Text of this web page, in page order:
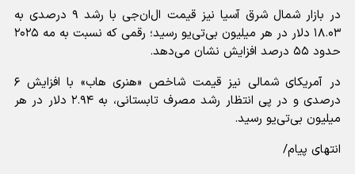
در بازار شمال شرق آسیا نیز قیمت ال‌ان‌جی با رشد ۹ درصدی به
۱۸.۰۳ دلار در هر میلیون بی‌تی‌یو رسید؛ رقمی که نسبت به مه ۲۰۲۵
حدود ۵۵ درصد افزایش نشان می‌دهد.
در آمریکای شمالی نیز قیمت شاخص «هنری هاب» با افزایش ۶
درصدی و در پی انتظار رشد مصرف تابستانی، به ۲.۹۴ دلار در هر
میلیون بی‌تی‌یو رسید.
انتهای پیام/